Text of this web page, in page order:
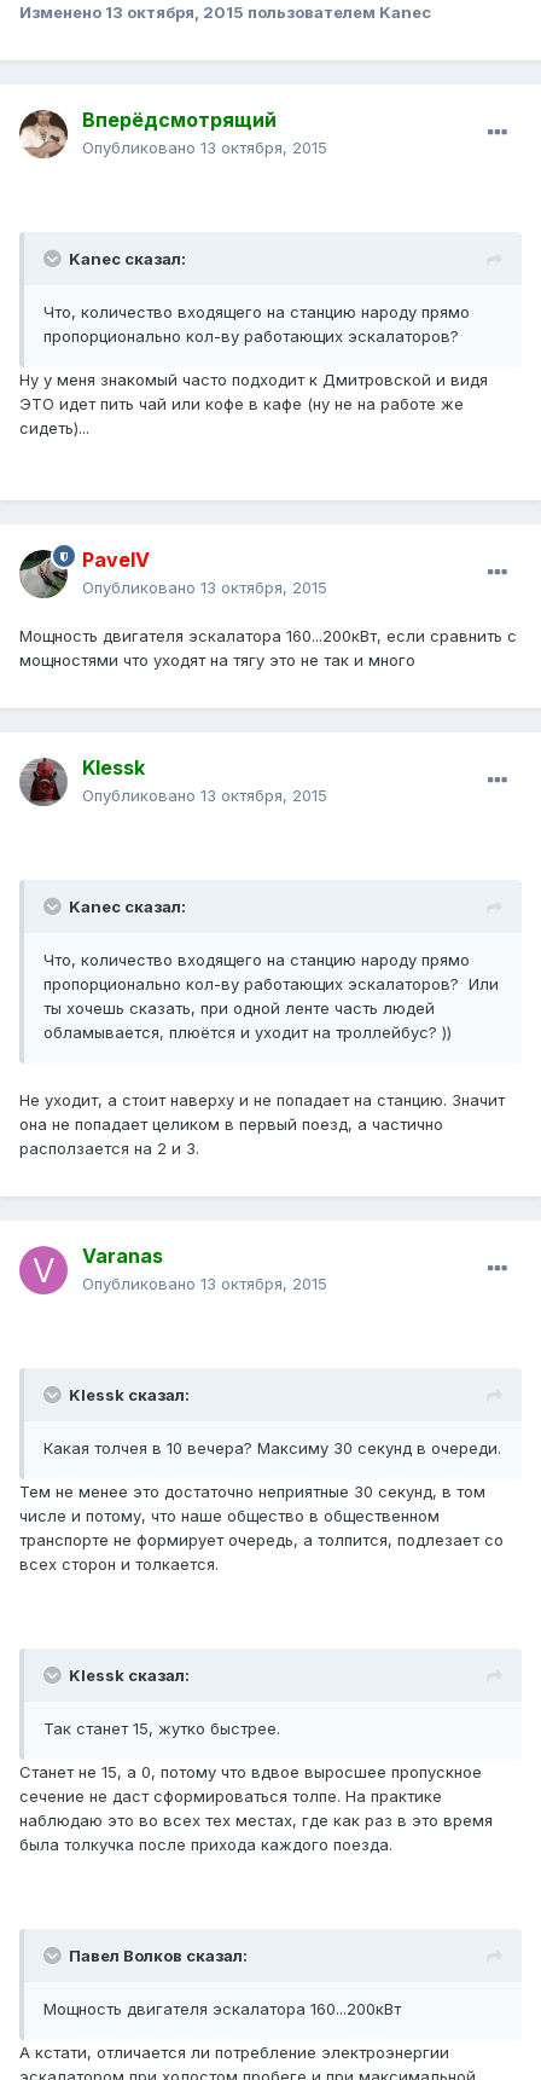
Изменено 13 октября, 2015 пользователем Kanec
Вперёдсмотрящий
Опубликовано 13 октября, 2015
Kanec сказал:
Что, количество входящего на станцию народу прямо
пропорционально кол-ву работающих эскалаторов?
Ну у меня знакомый часто подходит к Дмитровской и видя
ЭТО идет пить чай или кофе в кафе (ну не на работе же
сидеть)...
PavelV
Опубликовано 13 октября, 2015
Мощность двигателя эскалатора 160...200кВт, если сравнить с
мощностями что уходят на тягу это не так и много
Klessk
Опубликовано 13 октября, 2015
Kanec сказал:
Что, количество входящего на станцию народу прямо
пропорционально кол-ву работающих эскалаторов? Или
ты хочешь сказать, при одной ленте часть людей
обламывается, плюётся и уходит на троллейбус? ))
Не уходит, а стоит наверху и не попадает на станцию. Значит
она не попадает целиком в первый поезд, а частично
расползается на 2 и 3.
Varanas
Опубликовано 13 октября, 2015
Klessk сказал:
Какая толчея в 10 вечера? Максиму 30 секунд в очереди.
Тем не менее это достаточно неприятные 30 секунд, в том
числе и потому, что наше общество в общественном
транспорте не формирует очередь, а толпится, подлезает со
всех сторон и толкается.
Klessk сказал:
Так станет 15, жутко быстрее.
Станет не 15, а 0, потому что вдвое выросшее пропускное
сечение не даст сформироваться толпе. На практике
наблюдаю это во всех тех местах, где как раз в это время
была толкучка после прихода каждого поезда.
Павел Волков сказал:
Мощность двигателя эскалатора 160...200кВт
А кстати, отличается ли потребление электроэнергии